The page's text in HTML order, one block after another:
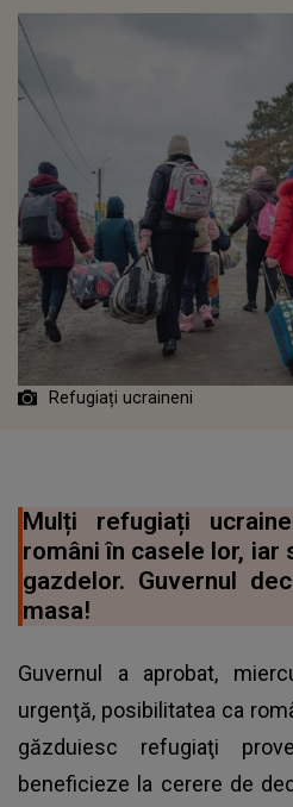
Refugiați ucraineni
Mulți refugiați
români în casele lor, iar
gazdelor. Guvernul
masa!
Guvernul a aprobat,
urgenţă, posibilitatea ca
găzduiesc refugiaţi
beneficieze la cerere de